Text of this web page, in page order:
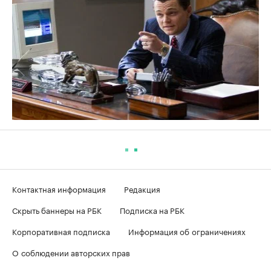
Контактная информация
Редакция
Скрыть баннеры на РБК
Подписка на РБК
Корпоративная подписка
Информация об ограничениях
О соблюдении авторских прав